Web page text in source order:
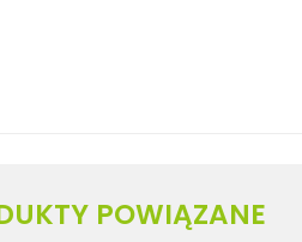
POWIĄZANE